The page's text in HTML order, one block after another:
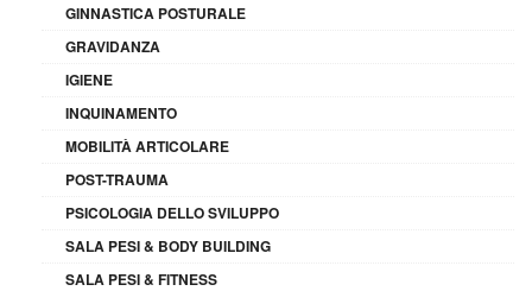
GINNASTICA POSTURALE
GRAVIDANZA
IGIENE
INQUINAMENTO
MOBILITÀ ARTICOLARE
POST-TRAUMA
PSICOLOGIA DELLO SVILUPPO
SALA PESI & BODY BUILDING
SALA PESI & FITNESS